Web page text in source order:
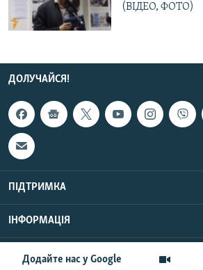
Додайте нас у Google
(ВІДЕО, ФОТО)
ДОЛУЧАЙСЯ!
ПІДТРИМКА
ІНФОРМАЦІЯ
© Радіо Свобода, 2026 |
UTC+3